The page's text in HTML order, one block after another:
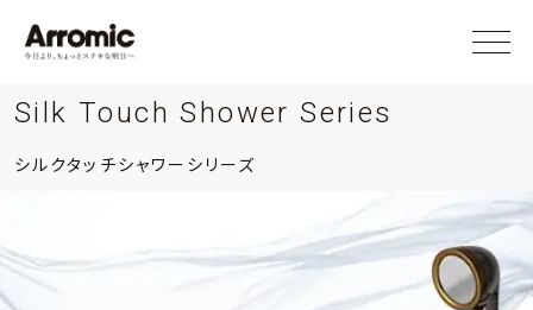
Silk Touch Shower Series
シルクタッチシャワーシリーズ